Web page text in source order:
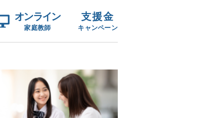
オンライン
家庭教師
支援金
キャンペーン